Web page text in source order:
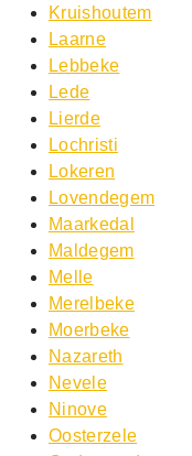
Kruishoutem
Laarne
Lebbeke
Lede
Lierde
Lochristi
Lokeren
Lovendegem
Maarkedal
Maldegem
Melle
Merelbeke
Moerbeke
Nazareth
Nevele
Ninove
Oosterzele